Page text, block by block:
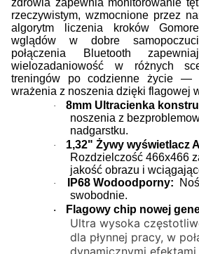
rzeczywistym, wzmocnione przez
algorytm liczenia kroków
wglądów w dobre
połączenia Bluetooth
wielozadaniowość w różnych
treningów po codzienne życie —
wrażenia z noszenia dzięki flagowej
· 8mm Ultracienka
noszenia z
nadgarstku.
·
1,32" Żywy wyświetlacz
Rozdzielczość 466x466
jakość obrazu i
· IP68 Wodoodporny:
swobodnie.
· Flagowy chip nowej
Ultra wysoka
dla płynnej pracy, w
dynamicznymi